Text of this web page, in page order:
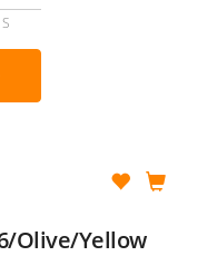
Olive/Yellow